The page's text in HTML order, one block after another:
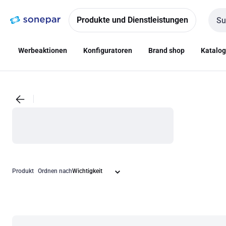
NavigationInhalt
Produkte und Dienstleistungen
Werbeaktionen Konfiguratoren Brand shop
Produkt Ordnen nach